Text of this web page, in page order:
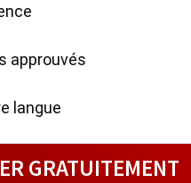
approuvés
langue
GRATUITEMENT